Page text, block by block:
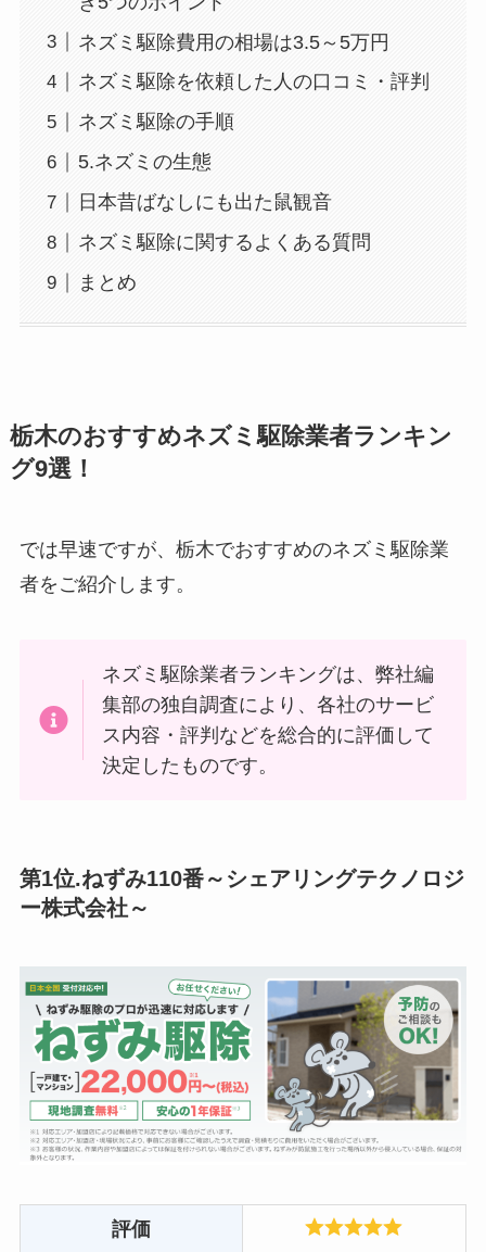
ネズミ駆除費用の相場は3.5～5万円
ネズミ駆除を依頼した人の口コミ・評判
ネズミ駆除の手順
5.ネズミの生態
日本昔ばなしにも出た鼠観音
ネズミ駆除に関するよくある質問
まとめ
栃木のおすすめネズミ駆除業者ランキン
グ9選！
では早速ですが、栃木でおすすめのネズミ駆除業
者をご紹介します。
ネズミ駆除業者ランキングは、弊社編
集部の独自調査により、各社のサービ
ス内容・評判などを総合的に評価して
決定したものです。
第1位.ねずみ110番～シェアリングテクノロジ
ー株式会社～
評価